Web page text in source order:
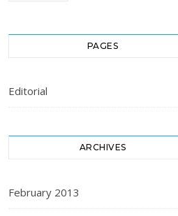
PAGES
Editorial
ARCHIVES
February 2013